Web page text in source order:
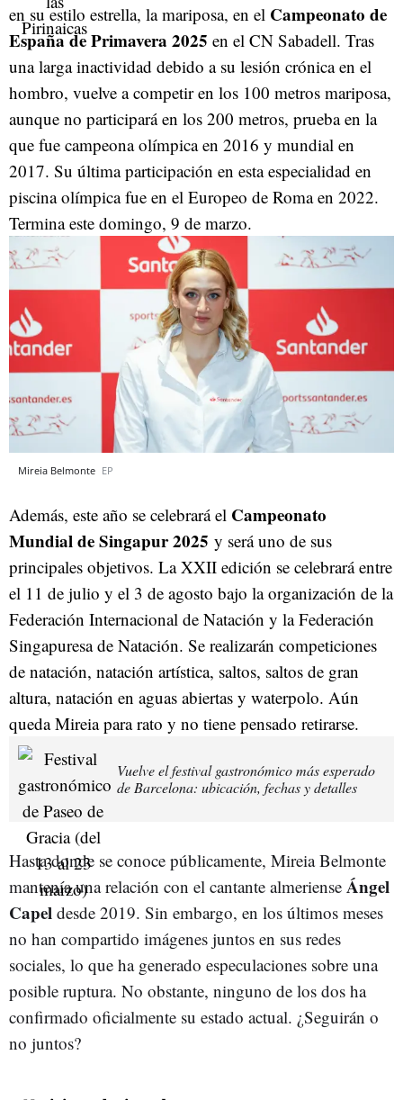
en su estilo estrella, la mariposa, en el Campeonato de
España de Primavera 2025 en el CN Sabadell. Tras
una larga inactividad debido a su lesión crónica en el
hombro, vuelve a competir en los 100 metros mariposa,
aunque no participará en los 200 metros, prueba en la
que fue campeona olímpica en 2016 y mundial en
2017. Su última participación en esta especialidad en
piscina olímpica fue en el Europeo de Roma en 2022.
Termina este domingo, 9 de marzo.
Mireia Belmonte EP
Además, este año se celebrará el Campeonato
Mundial de Singapur 2025 y será uno de sus
principales objetivos. La XXII edición se celebrará entre
el 11 de julio y el 3 de agosto bajo la organización de la
Federación Internacional de Natación y la Federación
Singapuresa de Natación. Se realizarán competiciones
de natación, natación artística, saltos, saltos de gran
altura, natación en aguas abiertas y waterpolo. Aún
queda Mireia para rato y no tiene pensado retirarse.
Vuelve el festival gastronómico más esperado
de Barcelona: ubicación, fechas y detalles
Hasta donde se conoce públicamente, Mireia Belmonte
mantenía una relación con el cantante almeriense Ángel
Capel desde 2019. Sin embargo, en los últimos meses
no han compartido imágenes juntos en sus redes
sociales, lo que ha generado especulaciones sobre una
posible ruptura. No obstante, ninguno de los dos ha
confirmado oficialmente su estado actual. ¿Seguirán o
no juntos?